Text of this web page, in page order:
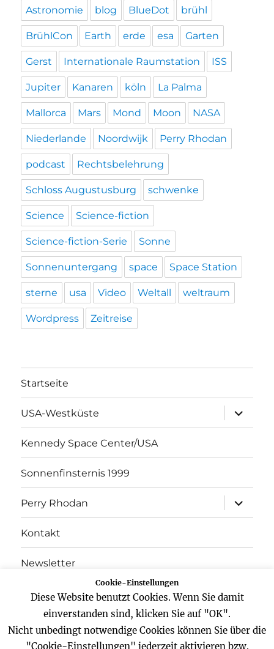
Astronomie blog BlueDot brühl
BrühlCon Earth erde esa Garten
Gerst Internationale Raumstation ISS
Jupiter Kanaren köln La Palma
Mallorca Mars Mond Moon NASA
Niederlande Noordwijk Perry Rhodan
podcast Rechtsbelehrung
Schloss Augustusburg schwenke
Science Science-fiction
Science-fiction-Serie Sonne
Sonnenuntergang space Space Station
sterne usa Video Weltall weltraum
Wordpress Zeitreise
Startseite
USA-Westküste
öffnen
Kennedy Space Center/USA
Sonnenfinsternis 1999
Perry Rhodan
öffnen
Kontakt
Newsletter
Datenschutz
Cookie-Einstellungen
Diese Website benutzt Cookies. Wenn Sie damit
einverstanden sind, klicken Sie auf "OK".
Nicht unbedingt notwendige Cookies können Sie über die
"Cookie-Einstellungen" jederzeit aktivieren bzw.